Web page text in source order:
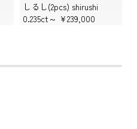
しるし(2pcs) shirushi
0.235ct～ ¥239,000